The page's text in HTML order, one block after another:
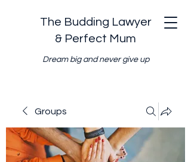
The Budding Lawyer
& Perfect Mum
Dream big and never give up
Groups